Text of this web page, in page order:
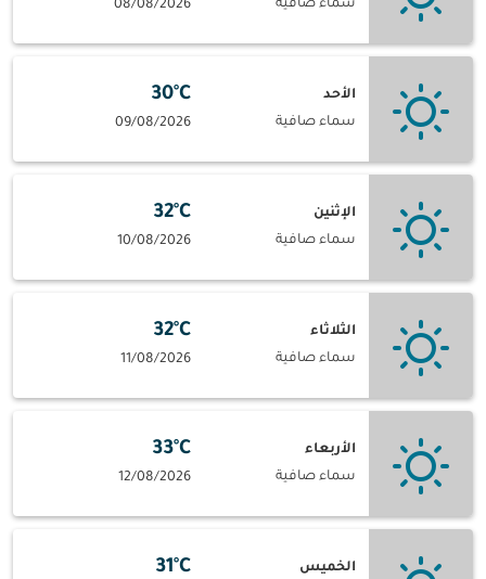
سماء صافية 08/08/2026
الأحد
سماء صافية
30°C
09/08/2026
الإثنين
سماء صافية
32°C
10/08/2026
الثلاثاء
سماء صافية
32°C
11/08/2026
الأربعاء
سماء صافية
33°C
12/08/2026
الخميس
31°C